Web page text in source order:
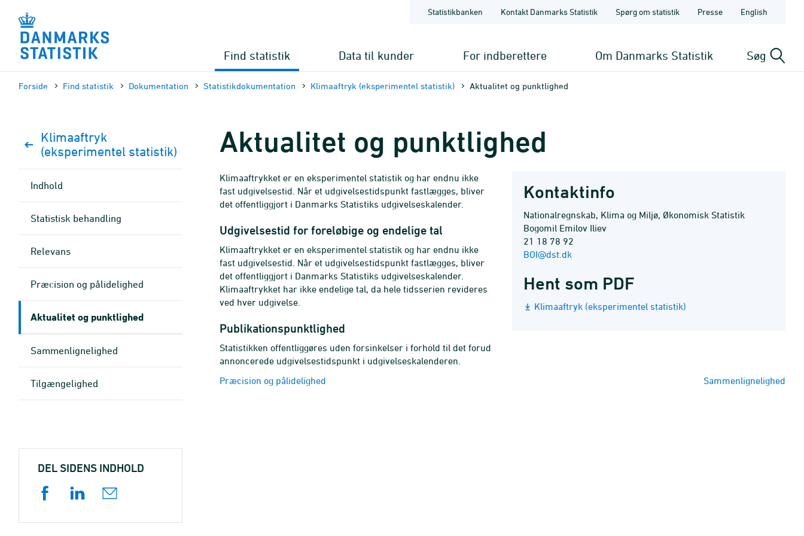
sidens
indhold
Statistikbanken Kontakt Danmarks Statistik Spørg om statistik Presse English
Find statistik Data til kunder For indberettere Om Danmarks Statistik Søg
Forside Find statistik Dokumen­tation Statistik­dokument­ation Klimaaftryk (eksperimentel statistik) Aktualitet og punktlighed
Aktualitet og punktlighed
Kontaktinfo
Nationalregnskab, Klima og Miljø, Økonomisk Statistik
Bogomil Emilov Iliev
21 18 78 92
BOI@dst.dk
Hent som PDF
Klimaaftryk (eksperimentel statistik)
Klimaaftrykket er en eksperimentel statistik og har endnu ikke
fast udgivelsestid. Når et udgivelsestidspunkt fastlægges, bliver
det offentliggjort i Danmarks Statistiks udgivelseskalender.
Udgivelsestid for foreløbige og endelige tal
Klimaaftrykket er en eksperimentel statistik og har endnu ikke
fast udgivelsestid. Når et udgivelsestidspunkt fastlægges, bliver
det offentliggjort i Danmarks Statistiks udgivelseskalender.
Klimaaftrykket har ikke endelige tal, da hele tidsserien revideres
ved hver udgivelse.
Publikationspunktlighed
Statistikken offentliggøres uden forsinkelser i forhold til det forud
annoncerede udgivelsestidspunkt i udgivelseskalenderen.
Præcision og pålidelighed
Sammenlignelighed
Klimaaftryk
(eksperimentel statistik)
Indhold
Statistisk behandling
Relevans
Præcision og pålidelighed
Aktualitet og punktlighed
Sammenlignelighed
Tilgængelighed
DEL SIDENS INDHOLD